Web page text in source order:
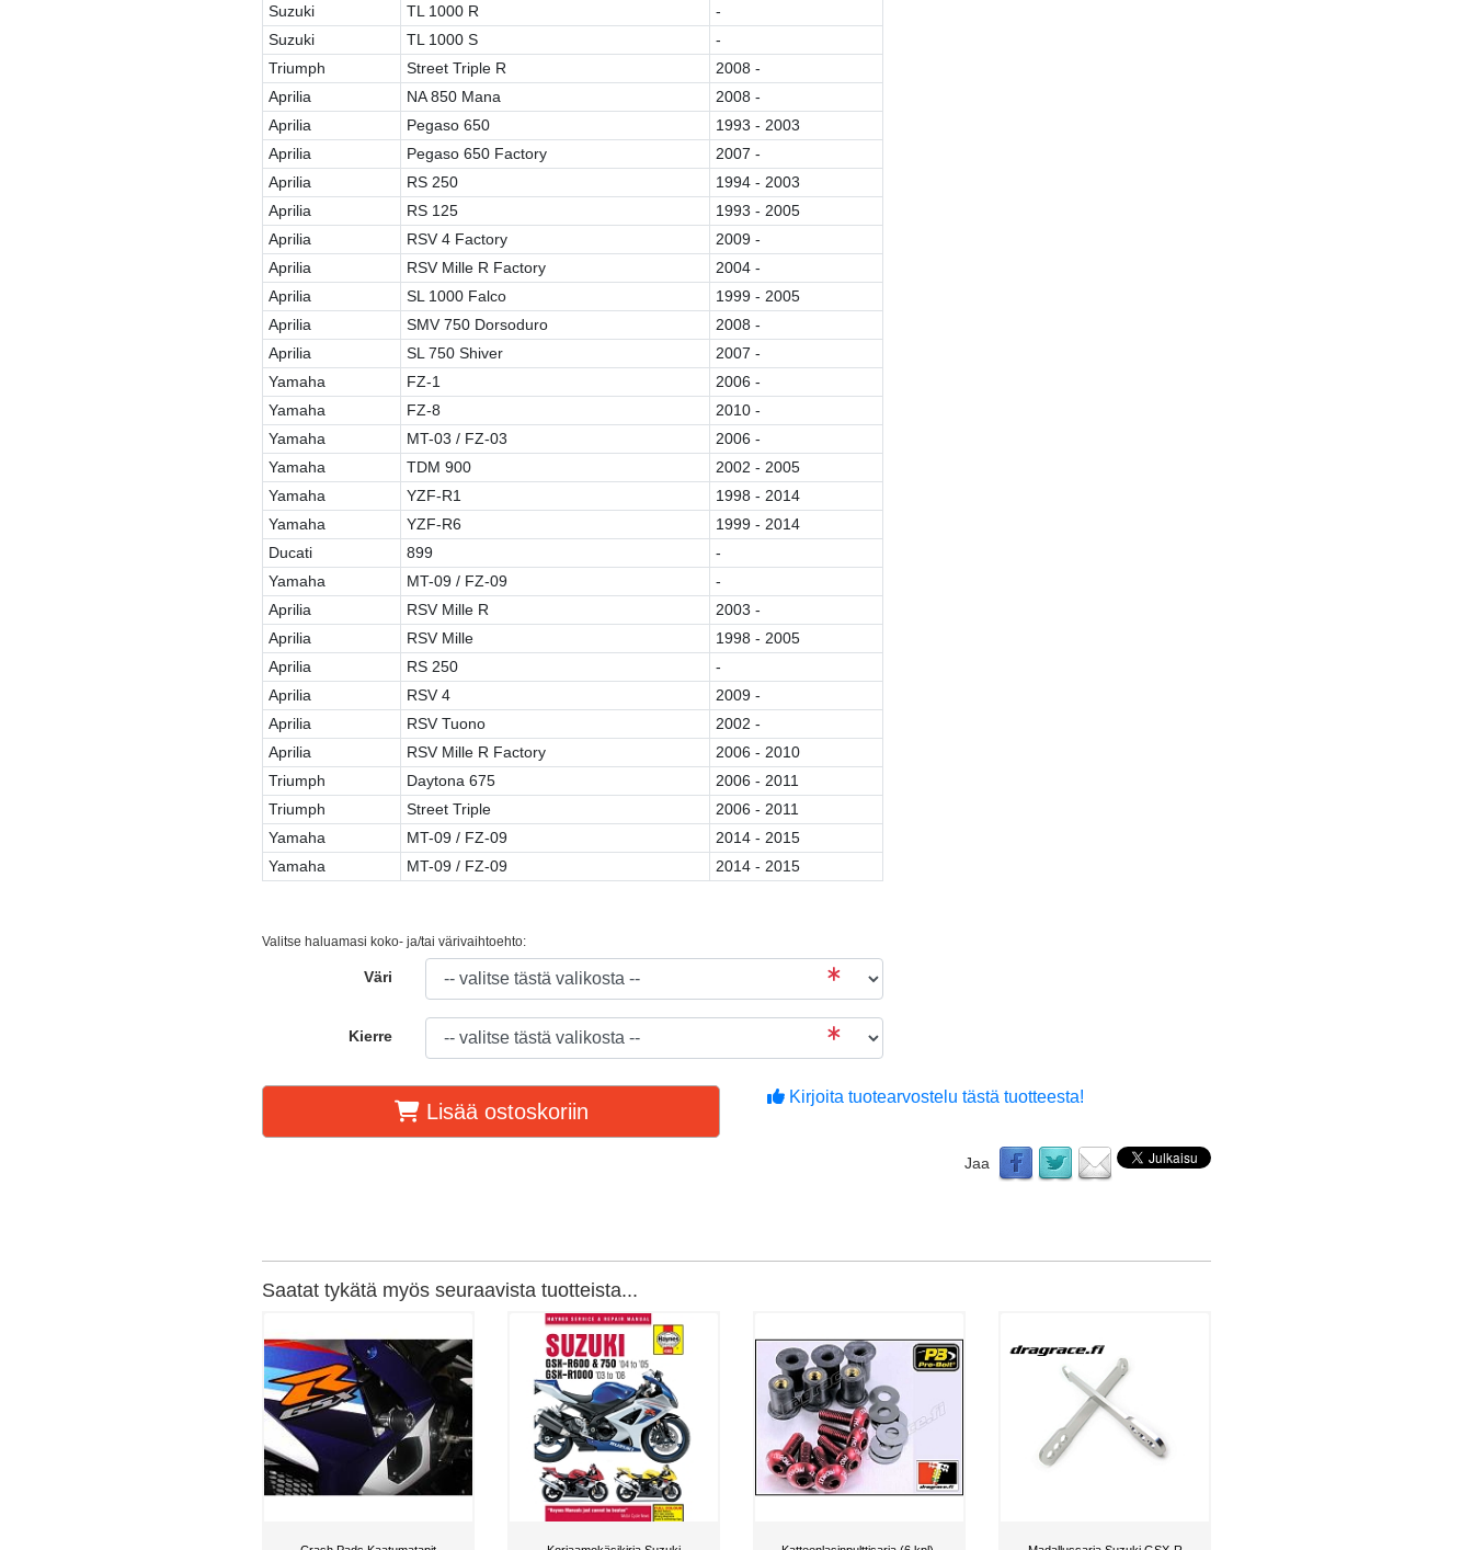
Suzuki
TL 1000 R
-
Suzuki
TL 1000 S
-
Triumph
Street Triple R
2008 -
Aprilia
NA 850 Mana
2008 -
Aprilia
Pegaso 650
1993 - 2003
Aprilia
Pegaso 650 Factory
2007 -
Aprilia
RS 250
1994 - 2003
Aprilia
RS 125
1993 - 2005
Aprilia
RSV 4 Factory
2009 -
Aprilia
RSV Mille R Factory
2004 -
Aprilia
SL 1000 Falco
1999 - 2005
Aprilia
SMV 750 Dorsoduro
2008 -
Aprilia
SL 750 Shiver
2007 -
Yamaha
FZ-1
2006 -
Yamaha
FZ-8
2010 -
Yamaha
MT-03 / FZ-03
2006 -
Yamaha
TDM 900
2002 - 2005
Yamaha
YZF-R1
1998 - 2014
Yamaha
YZF-R6
1999 - 2014
Ducati
899
-
Yamaha
MT-09 / FZ-09
-
Aprilia
RSV Mille R
2003 -
Aprilia
RSV Mille
1998 - 2005
Aprilia
RS 250
-
Aprilia
RSV 4
2009 -
Aprilia
RSV Tuono
2002 -
Aprilia
RSV Mille R Factory
2006 - 2010
Triumph
Daytona 675
2006 - 2011
Triumph
Street Triple
2006 - 2011
Yamaha
MT-09 / FZ-09
2014 - 2015
Yamaha
MT-09 / FZ-09 2014 - 2015
Valitse haluamasi koko- ja/tai värivaihtoehto:
Väri
Kierre
Lisää ostoskoriin
Kirjoita tuotearvostelu tästä tuotteesta!
Jaa
Saatat tykätä myös seuraavista tuotteista...